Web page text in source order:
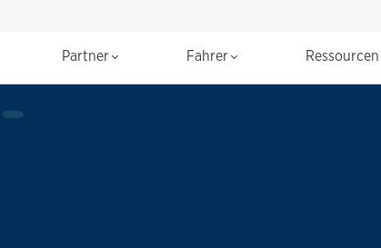
Partner Fahrer